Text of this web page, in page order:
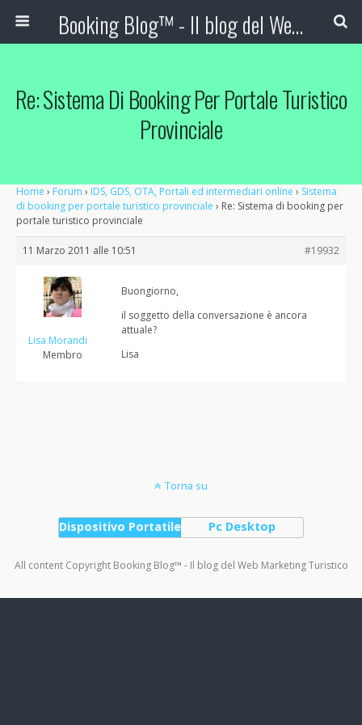
Booking Blog™ - Il blog del Web Marketing Turistico
Re: Sistema Di Booking Per Portale Turistico
Provinciale
Home › Forum › IDS, GDS, OTA, Portali ed intermediari online › Sistema
di booking per portale turistico provinciale › Re: Sistema di booking per
portale turistico provinciale
11 Marzo 2011 alle 10:51 #19932
Lisa Morandi
Membro
Buongiorno,
il soggetto della conversazione è ancora
attuale?
Lisa
Torna su
Dispositivo Portatile Pc Desktop
All content Copyright Booking Blog™ - Il blog del Web Marketing Turistico